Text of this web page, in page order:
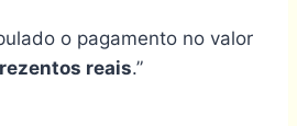
o pagamento no valor
reais.”